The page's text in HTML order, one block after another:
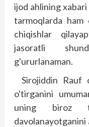
ijod ahlining
tarmoqlarda ham
chiqishlar
jasoratli
g'ururlanaman.
Sirojiddin Rauf
o'tirganini
uning biroz